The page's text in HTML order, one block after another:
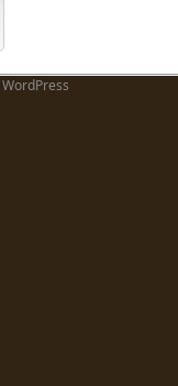
WordPress